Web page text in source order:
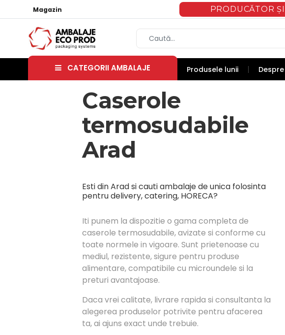
Magazin PRODUCĂTOR
CATEGORII AMBALAJE Produsele lunii
Caserole
termosudabile
Arad
Esti din Arad si cauti ambalaje de unica folosinta
pentru delivery, catering, HORECA?
Iti punem la dispozitie o gama completa de
caserole termosudabile, avizate si conforme cu
toate normele in vigoare. Sunt prietenoase cu
mediul, rezistente, sigure pentru produse
alimentare, compatibile cu microundele si la
preturi avantajoase.
Daca vrei calitate, livrare rapida si consultanta la
alegerea produselor potrivite pentru afacerea
ta, ai ajuns exact unde trebuie.